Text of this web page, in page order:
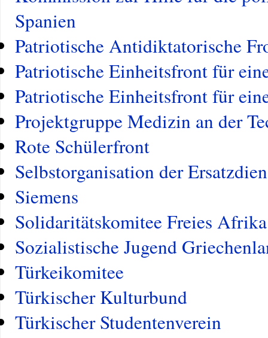
Spanien
Patriotische Antidiktatorische
Patriotische Einheitsfront für
Patriotische Einheitsfront für
Projektgruppe Medizin an der
Rote Schülerfront
Selbstorganisation der
Siemens
Solidaritätskomitee Freies Afrika
Sozialistische Jugend
Türkeikomitee
Türkischer Kulturbund
Türkischer Studentenverein